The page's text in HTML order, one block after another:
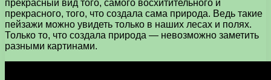
прекрасный вид того, самого восхитительного и
прекрасного, того, что создала сама природа. Ведь такие
пейзажи можно увидеть только в наших лесах и полях.
Только то, что создала природа — невозможно заметить
разными картинами.